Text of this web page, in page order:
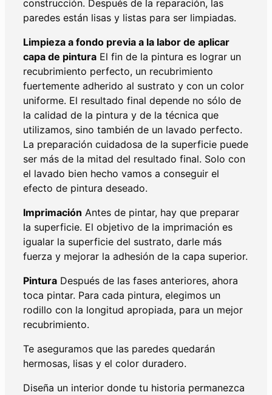
construcción. Después de la reparación, las
paredes están lisas y listas para ser limpiadas.
Limpieza a fondo previa a la labor de aplicar
capa de pintura El fin de la pintura es lograr un
recubrimiento perfecto, un recubrimiento
fuertemente adherido al sustrato y con un color
uniforme. El resultado final depende no sólo de
la calidad de la pintura y de la técnica que
utilizamos, sino también de un lavado perfecto.
La preparación cuidadosa de la superficie puede
ser más de la mitad del resultado final. Solo con
el lavado bien hecho vamos a conseguir el
efecto de pintura deseado.
Imprimación Antes de pintar, hay que preparar
la superficie. El objetivo de la imprimación es
igualar la superficie del sustrato, darle más
fuerza y mejorar la adhesión de la capa superior.
Pintura Después de las fases anteriores, ahora
toca pintar. Para cada pintura, elegimos un
rodillo con la longitud apropiada, para un mejor
recubrimiento.
Te aseguramos que las paredes quedarán
hermosas, lisas y el color duradero.
Diseña un interior donde tu historia permanezca